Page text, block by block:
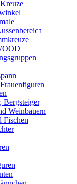
Bergsteiger
Weinbauern
Fischen